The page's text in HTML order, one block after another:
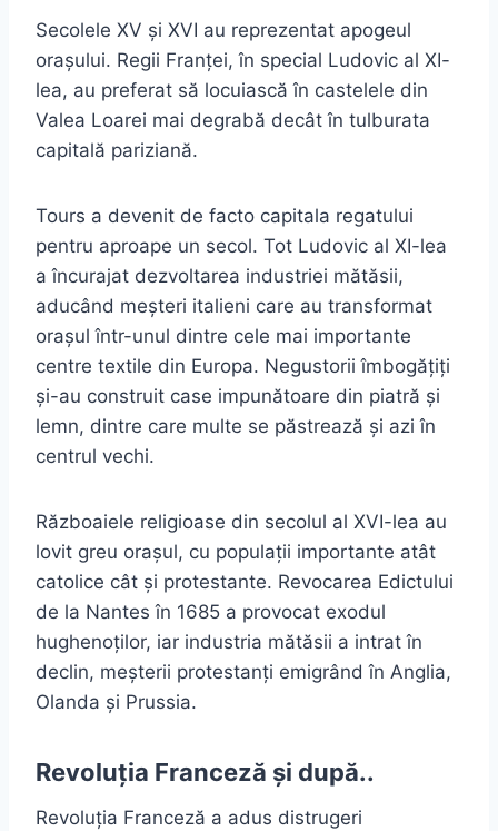
Secolele XV și XVI au reprezentat apogeul
orașului. Regii Franței, în special Ludovic al XI-
lea, au preferat să locuiască în castelele din
Valea Loarei mai degrabă decât în tulburata
capitală pariziană.
Tours a devenit de facto capitala regatului
pentru aproape un secol. Tot Ludovic al XI-lea
a încurajat dezvoltarea industriei mătăsii,
aducând meșteri italieni care au transformat
orașul într-unul dintre cele mai importante
centre textile din Europa. Negustorii îmbogățiți
și-au construit case impunătoare din piatră și
lemn, dintre care multe se păstrează și azi în
centrul vechi.
Războaiele religioase din secolul al XVI-lea au
lovit greu orașul, cu populații importante atât
catolice cât și protestante. Revocarea Edictului
de la Nantes în 1685 a provocat exodul
hughenoților, iar industria mătăsii a intrat în
declin, meșterii protestanți emigrând în Anglia,
Olanda și Prussia.
Revoluția Franceză și după..
Revoluția Franceză a adus distrugeri